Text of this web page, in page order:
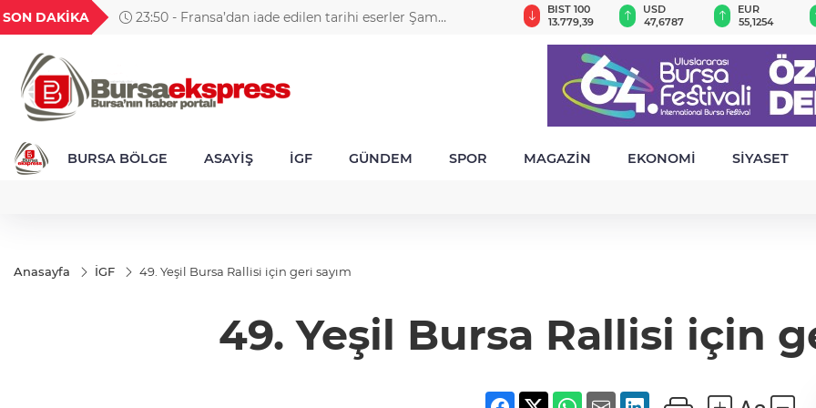
SON DAKİKA
23:50 - Fransa’dan iade edilen tarihi eserler Şam
18,2677
TND
16,3788
BGN
27,9743
VND
0,0018
BIST 100
13.779,39
USD
47,6787
EUR
55,1254
BURSA BÖLGE ASAYİŞ İGF GÜNDEM SPOR MAGAZİN EKONOMİ SİYASET
Anasayfa İGF 49. Yeşil Bursa Rallisi için geri sayım
49. Yeşil Bursa Rallisi için